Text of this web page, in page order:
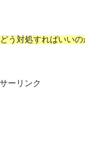
う対処すればいいの
ーリンク